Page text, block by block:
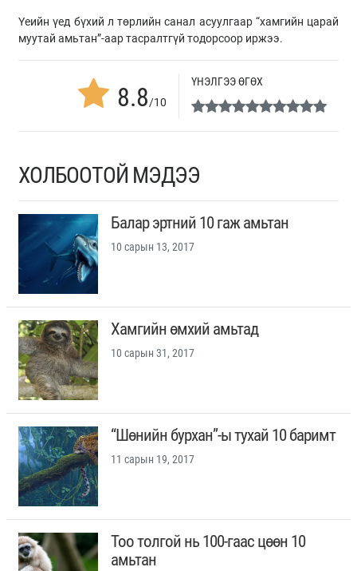
Үеийн үед бүхий л төрлийн санал асуулгаар “хамгийн царай
муутай амьтан”-аар тасралтгүй тодорсоор иржээ.
8.8/10
ҮНЭЛГЭЭ ӨГӨХ
ХОЛБООТОЙ МЭДЭЭ
Балар эртний 10 гаж амьтан
10 сарын 13, 2017
Хамгийн өмхий амьтад
10 сарын 31, 2017
“Шөнийн бурхан”-ы тухай 10 баримт
11 сарын 19, 2017
Тоо толгой нь 100-гаас цөөн 10
амьтан